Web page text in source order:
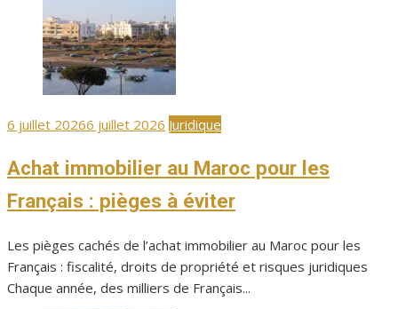
Publié
6 juillet 20266 juillet 2026 Juridique
Achat immobilier au Maroc pour les
Français : pièges à éviter
Les pièges cachés de l’achat immobilier au Maroc pour les
Français : fiscalité, droits de propriété et risques juridiques
Chaque année, des milliers de Français...